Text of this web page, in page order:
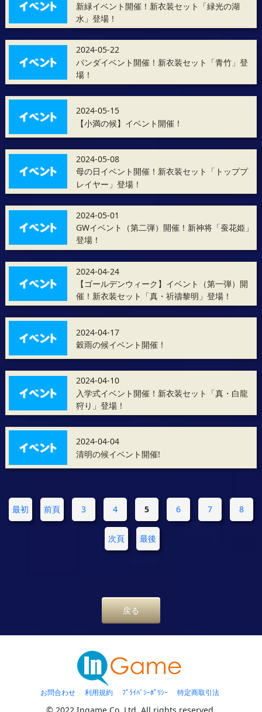
新緑イベント開催！新衣装セット「緑光の湖
水」登場！
2024-05-22
パンダイベント開催！新衣装セット「青竹」登
場！
2024-05-15
【小満の候】イベント開催！
2024-05-08
母の日イベント開催！新衣装セット「トッププ
レイヤー」登場！
2024-05-01
GWイベント（第二弾）開催！新神将「蚕花姫」
登場！
2024-04-24
【ゴールデンウィーク】イベント（第一弾）開
催！新衣装セット「真・祈禱黎明」登場！
2024-04-17
穀雨の候イベント開催！
2024-04-10
入学式イベント開催！新衣装セット「真・白龍
狩り」登場！
2024-04-04
清明の候イベント開催!
最初 前頁 3 4 5 6 7 8
次頁 最後
戻る
お問合わせ 利用規約 ﾌﾟﾗｲﾊﾞｼｰﾎﾟﾘｼｰ 特定商取引法